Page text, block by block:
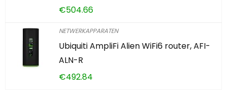
€504.66
NETWERKAPPARATEN
Ubiquiti AmpliFi Alien WiFi6 router, AFI-
ALN-R
€492.84